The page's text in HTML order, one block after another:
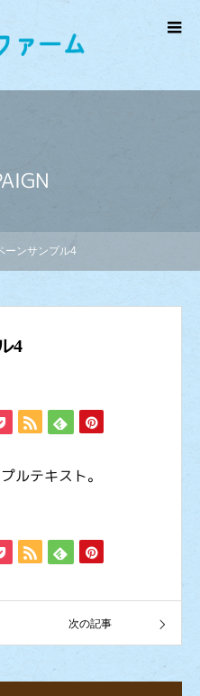
ーンサンプル4
4
ルテキスト。
次の記事